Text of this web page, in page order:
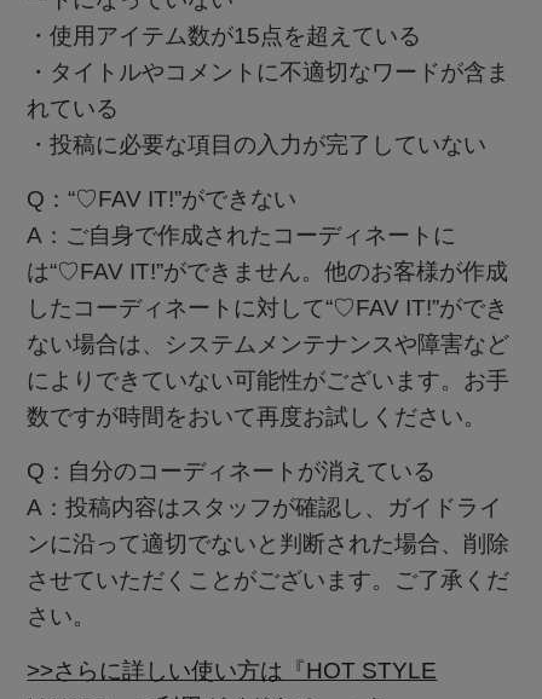
・使用アイテム数が15点を超えている
・タイトルやコメントに不適切なワードが含ま
れている
・投稿に必要な項目の入力が完了していない
Q：“♡FAV IT!”ができない
A：ご自身で作成されたコーディネートに
は“♡FAV IT!”ができません。他のお客様が作成
したコーディネートに対して“♡FAV IT!”ができ
ない場合は、システムメンテナンスや障害など
によりできていない可能性がございます。お手
数ですが時間をおいて再度お試しください。
Q：自分のコーディネートが消えている
A：投稿内容はスタッフが確認し、ガイドライ
ンに沿って適切でないと判断された場合、削除
させていただくことがございます。ご了承くだ
さい。
>>さらに詳しい使い方は『HOT STYLE